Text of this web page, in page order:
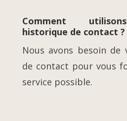
Comment
historique de contact ?
Nous avons besoin de
de contact pour vous
service possible.